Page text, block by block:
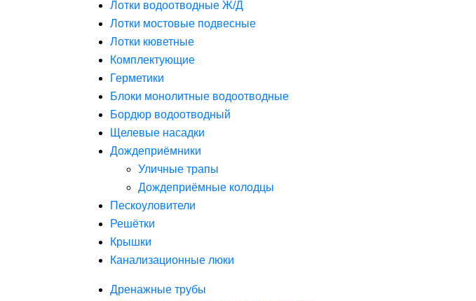
Лотки водоотводные Ж/Д
Лотки мостовые подвесные
Лотки кюветные
Комплектующие
Герметики
Блоки монолитные водоотводные
Бордюр водоотводный
Щелевые насадки
Дождеприёмники
Уличные трапы
Дождеприёмные колодцы
Пескоуловители
Решётки
Крышки
Канализационные люки
Дренажные трубы